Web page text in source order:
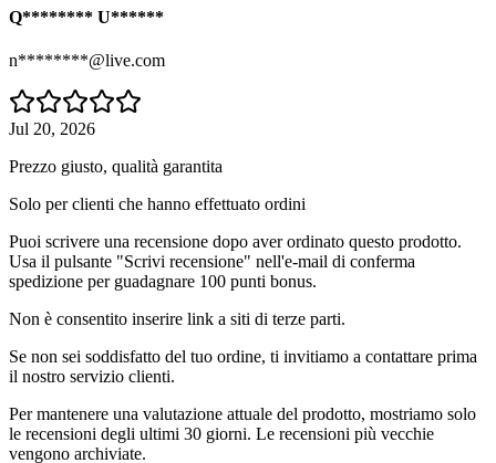
Q******** U******
n********@live.com
Jul 20, 2026
Prezzo giusto, qualità garantita
Solo per clienti che hanno effettuato ordini
Puoi scrivere una recensione dopo aver ordinato questo prodotto.
Usa il pulsante "Scrivi recensione" nell'e-mail di conferma
spedizione per guadagnare 100 punti bonus.
Non è consentito inserire link a siti di terze parti.
Se non sei soddisfatto del tuo ordine, ti invitiamo a contattare prima
il nostro servizio clienti.
Per mantenere una valutazione attuale del prodotto, mostriamo solo
le recensioni degli ultimi 30 giorni. Le recensioni più vecchie
vengono archiviate.